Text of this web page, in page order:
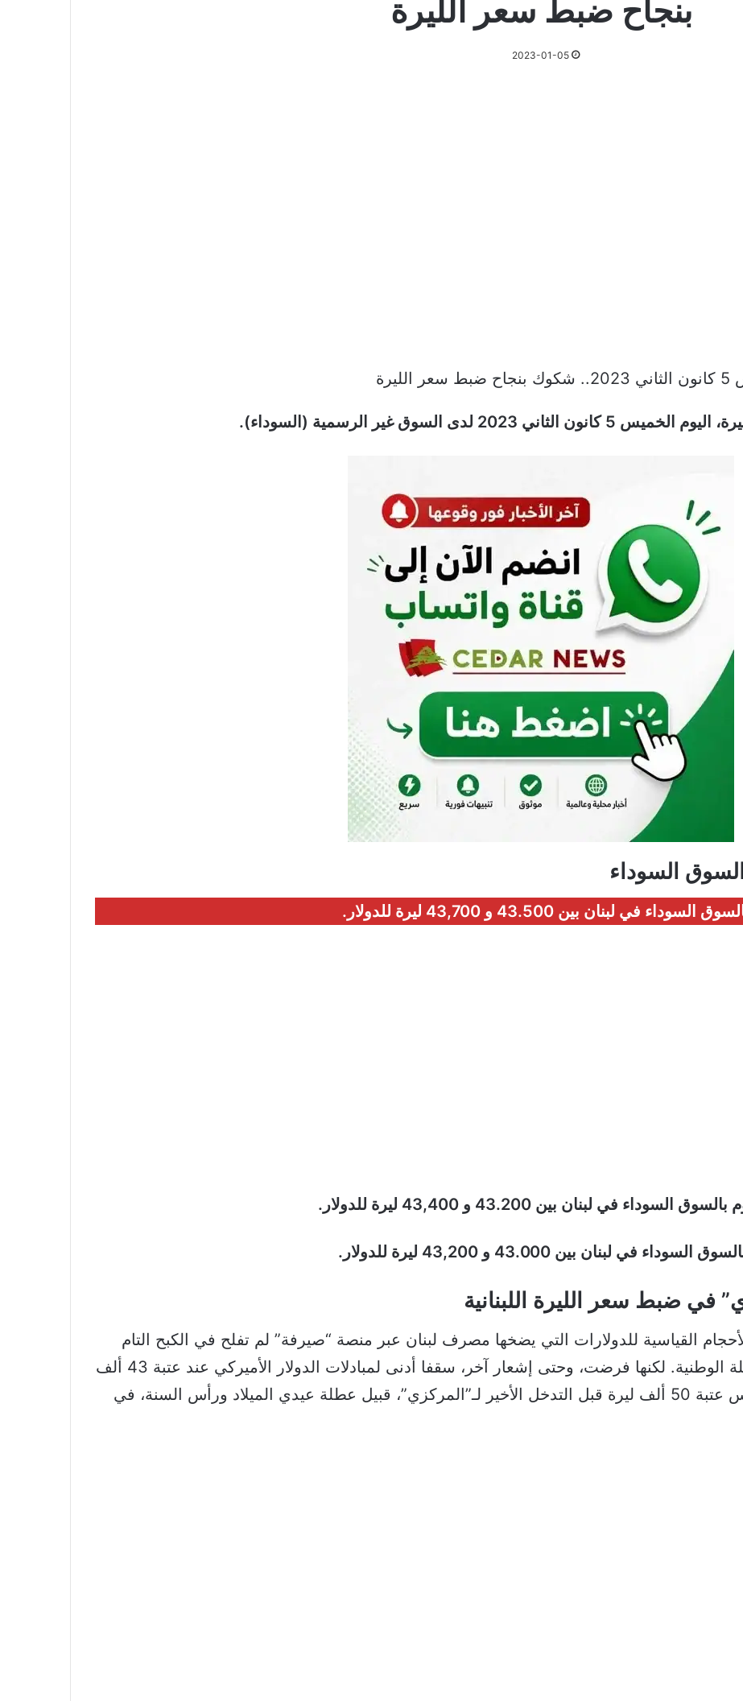
بنجاح ضبط سعر الليرة
2023-01-05
لدى السوق غير الرسمية (السوداء).
السوداء
بين 43.500 و 43,700 ليرة للدولار.
في لبنان بين 43.200 و 43,400 ليرة للدولار.
بين 43.000 و 43,200 ليرة للدولار.
في ضبط سعر الليرة اللبنانية
القياسية للدولارات التي يضخها مصرف لبنان عبر منصة “صيرفة” لم تفلح في الكبح التام
للمضاربات المستمرة على سعر العملة الوطنية. لكنها فرضت، وحتى إشعار آخر، سقفا أدنى لمبادلات الدولار الأميركي عند عتبة 43 ألف
ليرة في الأسواق الموازية، بعدما لامس عتبة 50 ألف ليرة قبل التدخل الأخير لـ”المركزي”، قبيل عطلة عيدي الميلاد ورأس السنة، في